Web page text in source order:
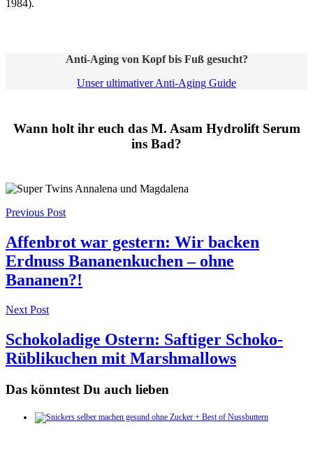
1984).
Anti-Aging von Kopf bis Fuß gesucht?
Unser ultimativer Anti-Aging Guide
Wann holt ihr euch das M. Asam Hydrolift Serum
ins Bad?
Post
navigation
Previous Post
Affenbrot war gestern: Wir backen
Erdnuss Bananenkuchen – ohne
Bananen?!
Next Post
Schokoladige Ostern: Saftiger Schoko-
Rüblikuchen mit Marshmallows
Das könntest Du auch lieben